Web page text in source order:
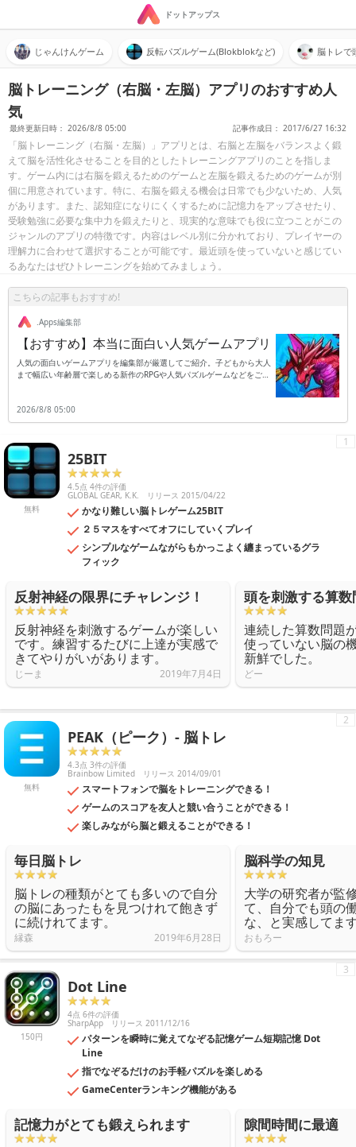
ドットアップス
じゃんけんゲーム 反転パズルゲーム(Blokblokなど) 脳トレで
脳トレーニング（右脳・左脳）アプリのおすすめ人
気
最終更新日時： 2026/8/8 05:00 記事作成日： 2017/6/27 16:32
「脳トレーニング（右脳・左脳）」アプリとは、右脳と左脳をバランスよく鍛
えて脳を活性化させることを目的としたトレーニングアプリのことを指しま
す。ゲーム内には右脳を鍛えるためのゲームと左脳を鍛えるためのゲームが別
個に用意されています。特に、右脳を鍛える機会は日常でも少ないため、人気
があります。また、認知症になりにくくするために記憶力をアップさせたり、
受験勉強に必要な集中力を鍛えたりと、現実的な意味でも役に立つことがこの
ジャンルのアプリの特徴です。内容はレベル別に分かれており、プレイヤーの
理解力に合わせて選択することが可能です。最近頭を使っていないと感じてい
るあなたはぜひトレーニングを始めてみましょう。
こちらの記事もおすすめ!
.Apps編集部
【おすすめ】本当に面白い人気ゲームアプリ
人気の面白いゲームアプリを編集部が厳選してご紹介。子どもから大人
まで幅広い年齢層で楽しめる新作のRPGや人気パズルゲームなどをご紹
2026/8/8 05:00
無料
25BIT
4.5点 4件の評価
GLOBAL GEAR, K.K. リリース 2015/04/22
かなり難しい脳トレゲーム25BIT
２５マスをすべてオフにしていくプレイ
シンプルなゲームながらもかっこよく纏まっているグラ
フィック
1
反射神経の限界にチャレンジ！
反射神経を刺激するゲームが楽しい
です。練習するたびに上達が実感で
きてやりがいがあります。
じーま 2019年7月4日
頭を刺激する算数
連続した算数問題
使っていない脳の
新鮮でした。
どー
無料
PEAK（ピーク）- 脳トレ
4.3点 3件の評価
Brainbow Limited リリース 2014/09/01
スマートフォンで脳をトレーニングできる！
ゲームのスコアを友人と競い合うことができる！
楽しみながら脳と鍛えることができる！
2
毎日脳トレ
脳トレの種類がとても多いので自分
の脳にあったもを見つけれて飽きず
に続けれてます。
縁森 2019年6月28日
脳科学の知見
大学の研究者が監
て、自分でも頭の
な、と実感してま
おもろー
150円
Dot Line
4点 6件の評価
SharpApp リリース 2011/12/16
パターンを瞬時に覚えてなぞる記憶ゲーム短期記憶 Dot
Line
指でなぞるだけのお手軽パズルを楽しめる
GameCenterランキング機能がある
3
記憶力がとても鍛えられます 隙間時間に最適